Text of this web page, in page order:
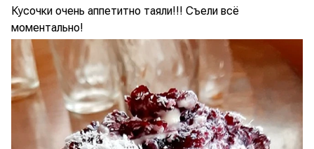
Кусочки очень аппетитно таяли!!! Съели всё
моментально!